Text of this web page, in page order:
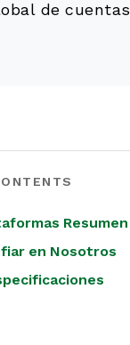
de cuentas
Resumen
en Nosotros